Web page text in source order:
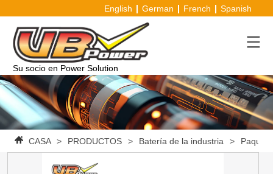
English German French Spanish
Su socio en Power Solution
CASA > PRODUCTOS > Batería de la industria >